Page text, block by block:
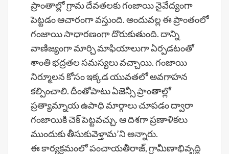
ప్రాంతాల్లో గ్రామ దేవతలకు గంజాయి నైవేద్యంగా
పెట్టడం ఆచారంగా వస్తుంది. అందువల్ల ఈ ప్రాంతంలో
గంజాయి సాధారణంగా దొరుకుతుంది. దాన్ని
వాణిజ్యంగా మార్చి మాఫియాలుగా ఏర్పడటంతో
శాంతి భద్రతల సమస్యలు వచ్చాయి. గంజాయి
నిర్మూలన కోసం ఇక్కడ యువతలో అవగాహన
కల్పించాలి. దీంతోపాటు ఏజెన్సీ ప్రాంతాల్లో
ప్రత్యామ్నాయ ఉపాధి మార్గాలు చూపడం ద్వారా
గంజాయికి చెక్ పెట్టవచ్చు. ఆ దిశగా ప్రణాళికలు
ముందుకు తీసుకువెళ్తామ’ని అన్నారు.
ఈ కార్యక్రమంలో పంచాయతీరాజ్, గ్రామీణాభివృద్ధి